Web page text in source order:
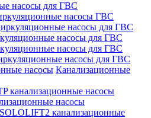
насосы для ГВС
насосы ГВС
насосы для ГВС
насосы для ГВС
насосы для ГВС
насосы для ГВС
Канализационные
канализационные насосы
насосы
канализационные